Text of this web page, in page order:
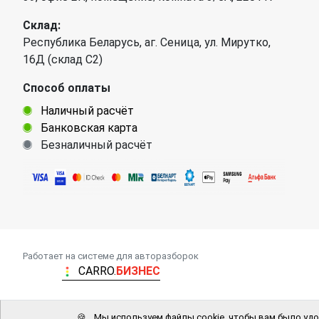
Склад:
Республика Беларусь, аг. Сеница, ул. Мирутко,
16Д (склад С2)
Способ оплаты
Наличный расчёт
Банковская карта
Безналичный расчёт
Работает на системе для авторазборок
CARRO.БИЗНЕС